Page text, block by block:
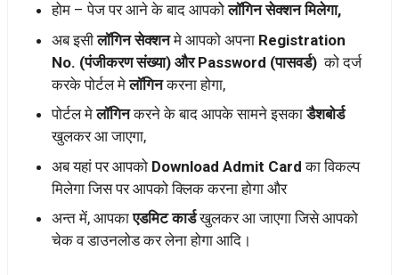
होम – पेज पर आने के बाद आपकोेलॉगिन सेक्शन मिलेगा,
अब इसीलॉगिन सेक्शनमे आपको अपना Registration
No. (पंजीकरण संख्या) और Password (पासवर्ड) को दर्ज
करके पोर्टल मेलॉगिनकरना होगा,
पोर्टल मेलॉगिनकरने के बाद आपके सामने इसकाडैशबोर्ड
खुलकर आ जाएगा,
अब यहां पर आपको Download Admit Card का विकल्प
मिलेगा जिस पर आपको क्लिक करना होगा और
अन्त में, आपकाएडमिट कार्डखुलकर आ जाएगा जिसे आपको
चेक व डाउनलोड कर लेना होगा आदि।